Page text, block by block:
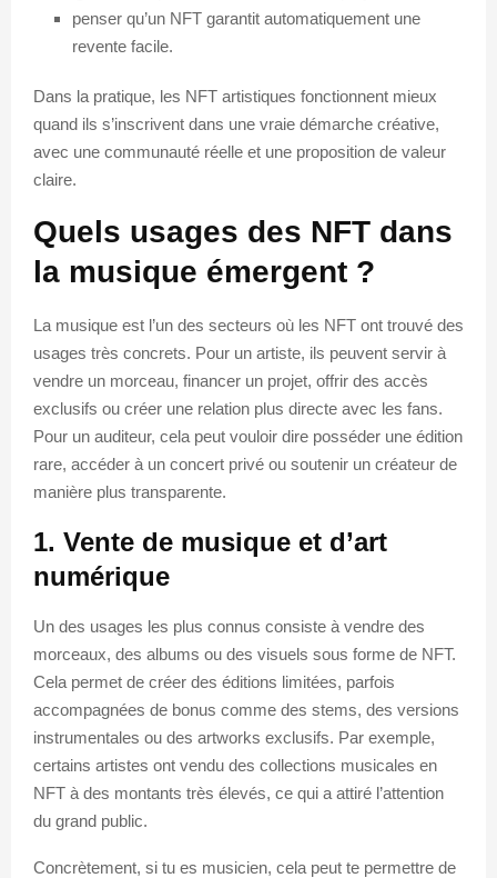
penser qu’un NFT garantit automatiquement une
revente facile.
Dans la pratique, les NFT artistiques fonctionnent mieux
quand ils s’inscrivent dans une vraie démarche créative,
avec une communauté réelle et une proposition de valeur
claire.
Quels usages des NFT dans
la musique émergent ?
La musique est l’un des secteurs où les NFT ont trouvé des
usages très concrets. Pour un artiste, ils peuvent servir à
vendre un morceau, financer un projet, offrir des accès
exclusifs ou créer une relation plus directe avec les fans.
Pour un auditeur, cela peut vouloir dire posséder une édition
rare, accéder à un concert privé ou soutenir un créateur de
manière plus transparente.
1. Vente de musique et d’art
numérique
Un des usages les plus connus consiste à vendre des
morceaux, des albums ou des visuels sous forme de NFT.
Cela permet de créer des éditions limitées, parfois
accompagnées de bonus comme des stems, des versions
instrumentales ou des artworks exclusifs. Par exemple,
certains artistes ont vendu des collections musicales en
NFT à des montants très élevés, ce qui a attiré l’attention
du grand public.
Concrètement, si tu es musicien, cela peut te permettre de